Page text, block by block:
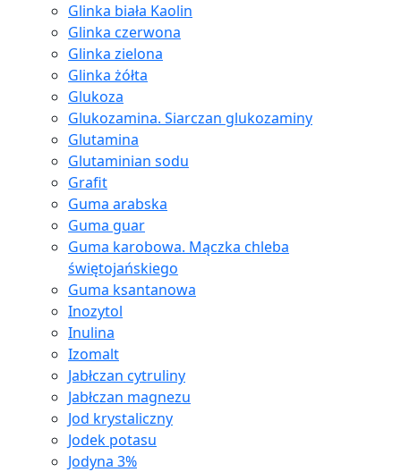
Glinka biała Kaolin
Glinka czerwona
Glinka zielona
Glinka żółta
Glukoza
Glukozamina. Siarczan glukozaminy
Glutamina
Glutaminian sodu
Grafit
Guma arabska
Guma guar
Guma karobowa. Mączka chleba
świętojańskiego
Guma ksantanowa
Inozytol
Inulina
Izomalt
Jabłczan cytruliny
Jabłczan magnezu
Jod krystaliczny
Jodek potasu
Jodyna 3%